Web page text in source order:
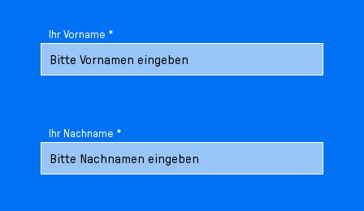
Ihr Vorname *
Ihr Nachname *